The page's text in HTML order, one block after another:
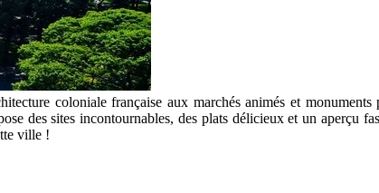
coloniale française aux marchés animés et
des sites incontournables, des plats délicieux et un aperçu
ville !